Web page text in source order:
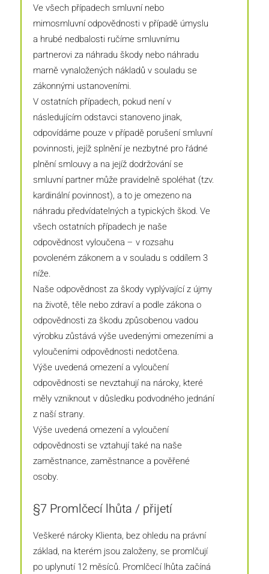
Ve všech případech smluvní nebo
mimosmluvní odpovědnosti v případě úmyslu
a hrubé nedbalosti ručíme smluvnímu
partnerovi za náhradu škody nebo náhradu
marně vynaložených nákladů v souladu se
zákonnými ustanoveními.
V ostatních případech, pokud není v
následujícím odstavci stanoveno jinak,
odpovídáme pouze v případě porušení smluvní
povinnosti, jejíž splnění je nezbytné pro řádné
plnění smlouvy a na jejíž dodržování se
smluvní partner může pravidelně spoléhat (tzv.
kardinální povinnost), a to je omezeno na
náhradu předvídatelných a typických škod. Ve
všech ostatních případech je naše
odpovědnost vyloučena – v rozsahu
povoleném zákonem a v souladu s oddílem 3
níže.
Naše odpovědnost za škody vyplývající z újmy
na životě, těle nebo zdraví a podle zákona o
odpovědnosti za škodu způsobenou vadou
výrobku zůstává výše uvedenými omezeními a
vyloučeními odpovědnosti nedotčena.
Výše uvedená omezení a vyloučení
odpovědnosti se nevztahují na nároky, které
měly vzniknout v důsledku podvodného jednání
z naší strany.
Výše uvedená omezení a vyloučení
odpovědnosti se vztahují také na naše
zaměstnance, zaměstnance a pověřené
osoby.
§7 Promlčecí lhůta / přijetí
Veškeré nároky Klienta, bez ohledu na právní
základ, na kterém jsou založeny, se promlčují
po uplynutí 12 měsíců. Promlčecí lhůta začíná